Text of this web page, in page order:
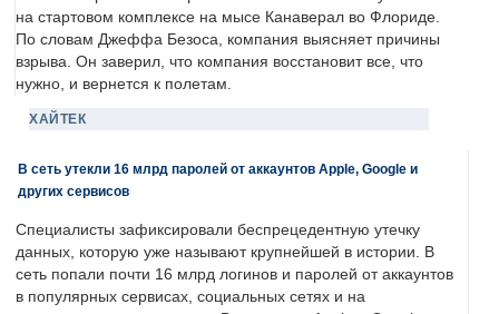
на стартовом комплексе на мысе Канаверал во Флориде.
По словам Джеффа Безоса, компания выясняет причины
взрыва. Он заверил, что компания восстановит все, что
нужно, и вернется к полетам.
ХАЙТЕК
В сеть утекли 16 млрд паролей от аккаунтов Apple, Google и
других сервисов
Специалисты зафиксировали беспрецедентную утечку
данных, которую уже называют крупнейшей в истории. В
сеть попали почти 16 млрд логинов и паролей от аккаунтов
в популярных сервисах, социальных сетях и на